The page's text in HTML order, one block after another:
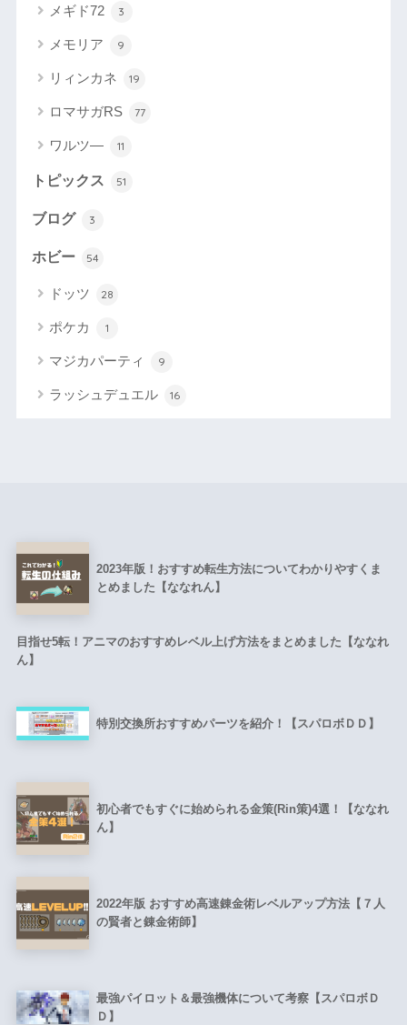
メギド72 3
メモリア 9
リィンカネ 19
ロマサガRS 77
ワルツ― 11
トピックス 51
ブログ 3
ホビー 54
ドッツ 28
ポケカ 1
マジカパーティ 9
ラッシュデュエル 16
2023年版！おすすめ転生方法についてわかりやすくま
とめました【ななれん】
目指せ5転！アニマのおすすめレベル上げ方法をまとめました【ななれ
ん】
特別交換所おすすめパーツを紹介！【スパロボＤＤ】
初心者でもすぐに始められる金策(Rin策)4選！【ななれ
ん】
2022年版 おすすめ高速錬金術レベルアップ方法【７人
の賢者と錬金術師】
最強パイロット＆最強機体について考察【スパロボＤ
Ｄ】